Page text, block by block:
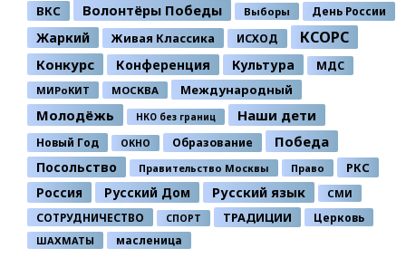
ВКС Волонтёры Победы Выборы День России
Жаркий Живая Классика ИСХОД КСОРС
Конкурс Конференция Культура МДС
МИРоКИТ МОСКВА Международный
Молодёжь НКО без границ Наши дети
Новый Год ОКНО Образование Победа
Посольство Правительство Москвы Право РКС
Россия Русский Дом Русский язык СМИ
СОТРУДНИЧЕСТВО СПОРТ ТРАДИЦИИ Церковь
ШАХМАТЫ масленица